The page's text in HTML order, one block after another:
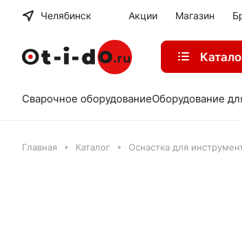
Челябинск Акции Магазин
Сварочное оборудованиеОборудование
Главная Каталог Оснастка для